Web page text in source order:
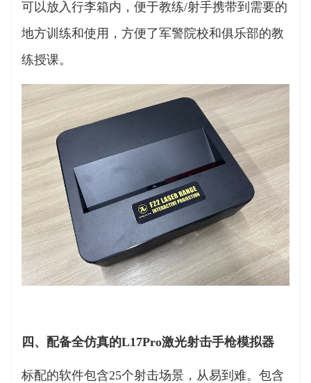
可以放入行李箱内，便于教练/射手携带到需要的
地方训练和使用，方便了军警院校和俱乐部的教
练授课。
四、配备全仿真的L17Pro激光射击手枪模拟器
标配的软件包含25个射击场景，从易到难。包含